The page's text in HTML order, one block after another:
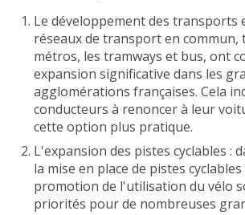
Le développement des transports
réseaux de transport en commun,
métros, les tramways et bus, ont
expansion significative dans les
agglomérations françaises. Cela
conducteurs à renoncer à leur
cette option plus pratique.
L'expansion des pistes cyclables :
la mise en place de pistes
promotion de l'utilisation du vélo
priorités pour de nombreuses